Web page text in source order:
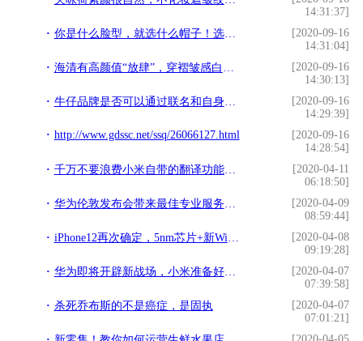
14:31:37]
你是什么脸型，就选什么帽子！选对脸小三圈
[2020-09-16
14:31:04]
海清有高颜值“放肆”，穿褶皱感白上衣配红色半身裙，气质惹人羡
[2020-09-16
14:30:13]
牛仔品牌是否可以通过联名和自身创新来重获潮流市场青睐？
[2020-09-16
14:29:39]
http://www.gdssc.net/ssq/26066127.html
[2020-09-16
14:28:54]
千万不要浪费小米自带的翻译功能，一键启动，可随时翻译！真棒
[2020-04-11
06:18:50]
华为伦敦发布会带来最佳专业服务：助运营商最大化5G投资效益
[2020-04-09
08:59:44]
iPhone12再次确定，5nm芯片+新WiFi技术，价格更感人
[2020-04-08
09:19:28]
华为即将开辟新战场，小米准备好了吗？
[2020-04-07
07:39:58]
杀死乔布斯的不是癌症，是固执
[2020-04-07
07:01:21]